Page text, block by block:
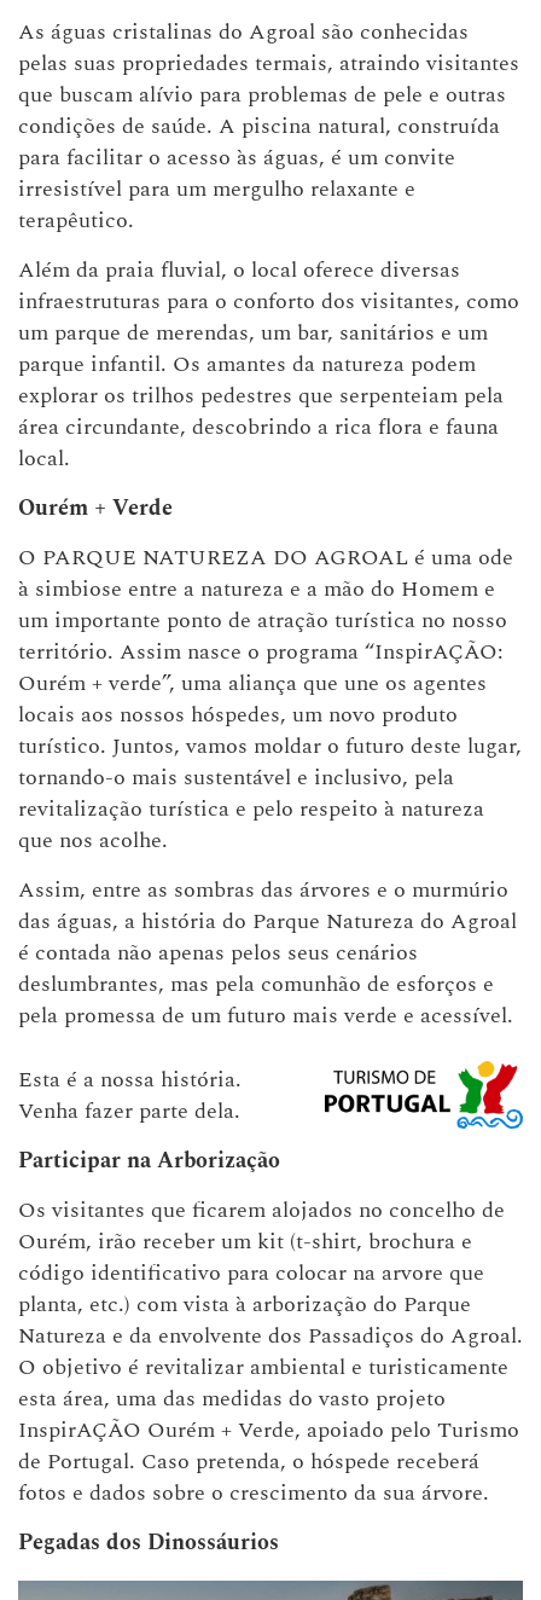
As águas cristalinas do Agroal são conhecidas
pelas suas propriedades termais, atraindo visitantes
que buscam alívio para problemas de pele e outras
condições de saúde. A piscina natural, construída
para facilitar o acesso às águas, é um convite
irresistível para um mergulho relaxante e
terapêutico.
Além da praia fluvial, o local oferece diversas
infraestruturas para o conforto dos visitantes, como
um parque de merendas, um bar, sanitários e um
parque infantil. Os amantes da natureza podem
explorar os trilhos pedestres que serpenteiam pela
área circundante, descobrindo a rica flora e fauna
local.
Ourém + Verde
O PARQUE NATUREZA DO AGROAL é uma ode
à simbiose entre a natureza e a mão do Homem e
um importante ponto de atração turística no nosso
território. Assim nasce o programa “InspirAÇÃO:
Ourém + verde”, uma aliança que une os agentes
locais aos nossos hóspedes, um novo produto
turístico. Juntos, vamos moldar o futuro deste lugar,
tornando-o mais sustentável e inclusivo, pela
revitalização turística e pelo respeito à natureza
que nos acolhe.
Assim, entre as sombras das árvores e o murmúrio
das águas, a história do Parque Natureza do Agroal
é contada não apenas pelos seus cenários
deslumbrantes, mas pela comunhão de esforços e
pela promessa de um futuro mais verde e acessível.
Esta é a nossa história.
Venha fazer parte dela.
Participar na Arborização
Os visitantes que ficarem alojados no concelho de
Ourém, irão receber um kit (t-shirt, brochura e
código identificativo para colocar na arvore que
planta, etc.) com vista à arborização do Parque
Natureza e da envolvente dos Passadiços do Agroal.
O objetivo é revitalizar ambiental e turisticamente
esta área, uma das medidas do vasto projeto
InspirAÇÃO Ourém + Verde, apoiado pelo Turismo
de Portugal. Caso pretenda, o hóspede receberá
fotos e dados sobre o crescimento da sua árvore.
Pegadas dos Dinossáurios